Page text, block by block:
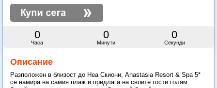
0
Часа
0
Минути
0
Секунди
Описание
Разположен в близост до Неа Скиони, Anastasia Resort & Spa 5*
се намира на самия плаж и предлага на своите гости голям